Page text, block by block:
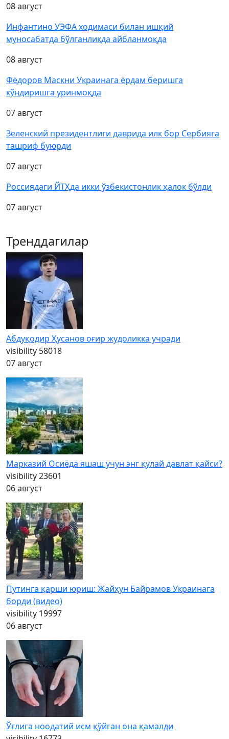
08 август
Инфантино УЭФА ходимаси билан ишқий
муносабатда бўлганликда айбланмоқда
08 август
Фёдоров Маскни Украинага ёрдам беришга
кўндиришга уринмоқда
07 август
Зеленский президентлиги даврида илк бор Сербияга
ташриф буюрди
07 август
Россиядаги ЙТҲда икки ўзбекистонлик ҳалок бўлди
07 август
Тренддагилар
Абдуқодир Ҳусанов оғир жудоликка учради
visibility 58018
07 август
Марказий Осиёда яшаш учун энг қулай давлат қайси?
visibility23601
06 август
Путинга қарши юриш: Жайҳун Байрамов Украинага
борди (видео)
visibility 19997
06 август
Ўғлига ноодатий исм қўйган она қамалди